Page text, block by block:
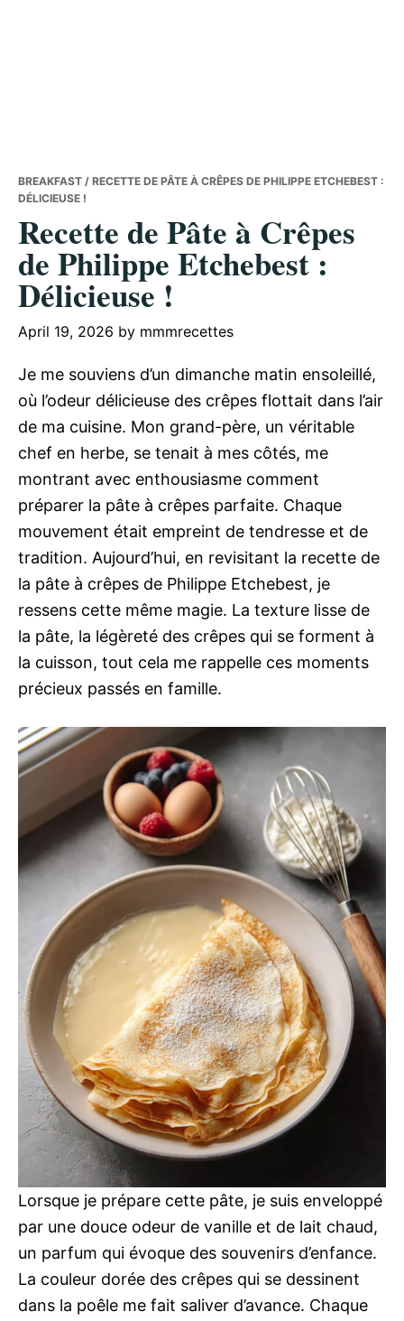
BREAKFAST / RECETTE DE PÂTE À CRÊPES DE PHILIPPE ETCHEBEST :
DÉLICIEUSE !
Recette de Pâte à Crêpes
de Philippe Etchebest :
Délicieuse !
April 19, 2026 by mmmrecettes
Je me souviens d’un dimanche matin ensoleillé,
où l’odeur délicieuse des crêpes flottait dans l’air
de ma cuisine. Mon grand-père, un véritable
chef en herbe, se tenait à mes côtés, me
montrant avec enthousiasme comment
préparer la pâte à crêpes parfaite. Chaque
mouvement était empreint de tendresse et de
tradition. Aujourd’hui, en revisitant la recette de
la pâte à crêpes de Philippe Etchebest, je
ressens cette même magie. La texture lisse de
la pâte, la légèreté des crêpes qui se forment à
la cuisson, tout cela me rappelle ces moments
précieux passés en famille.
Lorsque je prépare cette pâte, je suis enveloppé
par une douce odeur de vanille et de lait chaud,
un parfum qui évoque des souvenirs d’enfance.
La couleur dorée des crêpes qui se dessinent
dans la poêle me fait saliver d’avance. Chaque